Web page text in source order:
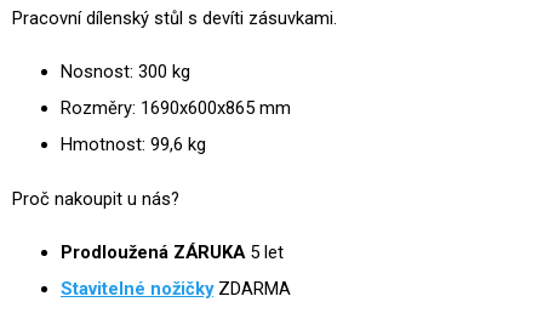
Pracovní dílenský stůl s devíti zásuvkami.
Nosnost: 300 kg
Rozměry: 1690x600x865 mm
Hmotnost: 99,6 kg
Proč nakoupit u nás?
Prodloužená ZÁRUKA5 let
Stavitelné nožičkyZDARMA